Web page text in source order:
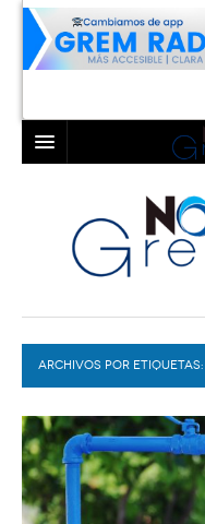
LAGUNA
TORREÓN
GÓMEZ PALACIO
LERDO
COAHUILA
DURANGO
DEPORTES
EXA
EL EXACTO
GLOBO
COLABORADORES
PC29
ACTUALIDADES GREM
ARCHIVOS POR ETIQUETAS: